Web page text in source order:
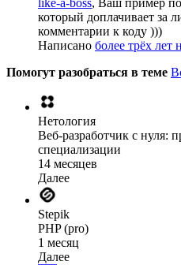
like-a-boss, Ваш пример
который доплачивает за
комментарии к коду )))
Написано более трёх лет
Помогут разобраться в теме
Нетология
Веб-разработчик с нуля:
специализации
14 месяцев
Далее
Stepik
PHP (pro)
1 месяц
Далее